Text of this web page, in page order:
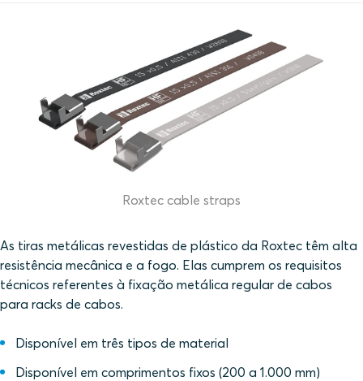
As tiras metálicas revestidas de plástico da Roxtec têm alta
resistência mecânica e a fogo. Elas cumprem os requisitos
técnicos referentes à fixação metálica regular de cabos
para racks de cabos.
Disponível em três tipos de material
Disponível em comprimentos fixos (200 a 1.000 mm)
Roxtec cable straps